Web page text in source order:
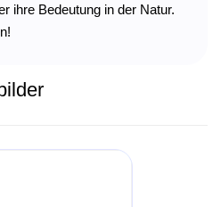
ihre Bedeutung in der Natur.